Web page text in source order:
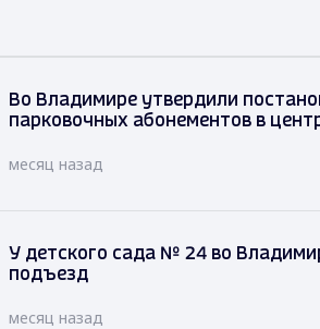
Во Владимире утвердили
парковочных абонементов в
месяц назад
У детского сада № 24 во
подъезд
месяц назад